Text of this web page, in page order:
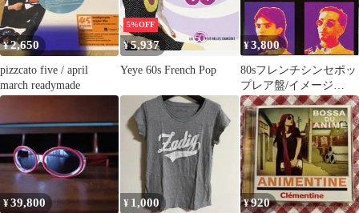
¥2,650
pizzcato five / april
march readymade
5%OFF
¥5,937
Yeye 60s French Pop
¥3,800
80sフレンチシンセポッ
プレア盤/イメージ
ズ/Images/L'Album
D'Images
¥39,800 ¥ 1,000 ¥920